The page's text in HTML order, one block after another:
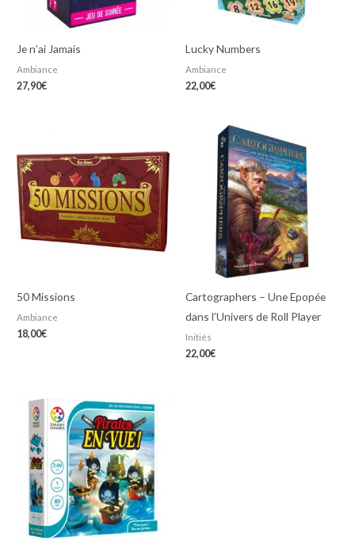
Je n’ai Jamais
Ambiance
27,90€
Lucky Numbers
Ambiance
22,00€
50 Missions
Ambiance
18,00€
Cartographers – Une Epopée
dans l’Univers de Roll Player
Initiés
22,00€